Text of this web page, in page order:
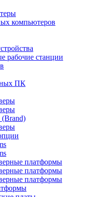
компьютеров
рабочие станции
ПК
(Brand)
платформы
платформы
платформы